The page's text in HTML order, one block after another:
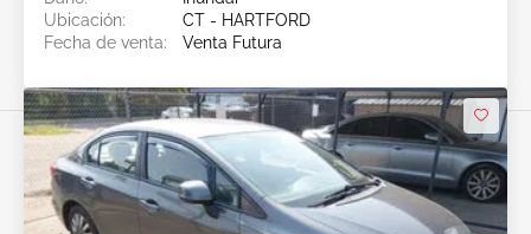
Ubicación:
CT - HARTFORD
Fecha de venta:
Venta Futura